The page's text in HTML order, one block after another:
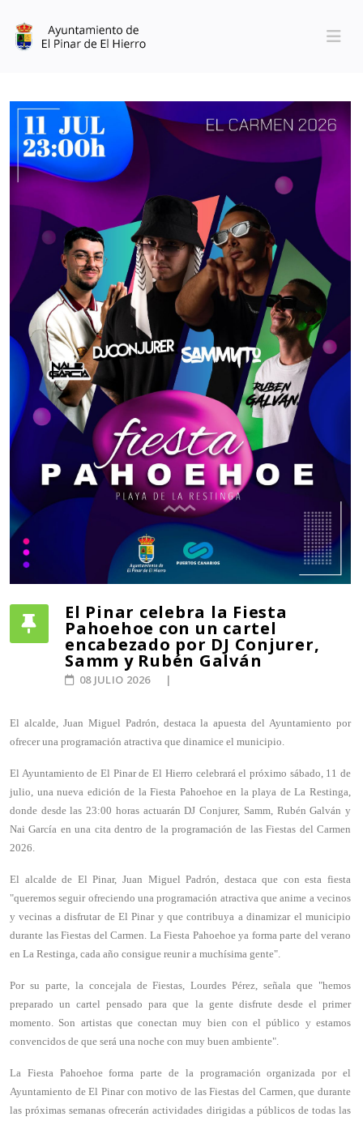
El Pinar celebra la Fiesta
Pahoehoe con un cartel
encabezado por DJ Conjurer,
Samm y Rubén Galván
08 JULIO 2026
El alcalde, Juan Miguel Padrón, destaca la apuesta del Ayuntamiento por
ofrecer una programación atractiva que dinamice el municipio.
El Ayuntamiento de El Pinar de El Hierro celebrará el próximo sábado, 11 de
julio, una nueva edición de la Fiesta Pahoehoe en la playa de La Restinga,
donde desde las 23:00 horas actuarán DJ Conjurer, Samm, Rubén Galván y
Nai García en una cita dentro de la programación de las Fiestas del Carmen
2026.
El alcalde de El Pinar, Juan Miguel Padrón, destaca que con esta fiesta
"queremos seguir ofreciendo una programación atractiva que anime a vecinos
y vecinas a disfrutar de El Pinar y que contribuya a dinamizar el municipio
durante las Fiestas del Carmen. La Fiesta Pahoehoe ya forma parte del verano
en La Restinga, cada año consigue reunir a muchísima gente".
Por su parte, la concejala de Fiestas, Lourdes Pérez, señala que "hemos
preparado un cartel pensado para que la gente disfrute desde el primer
momento. Son artistas que conectan muy bien con el público y estamos
convencidos de que será una noche con muy buen ambiente".
La Fiesta Pahoehoe forma parte de la programación organizada por el
Ayuntamiento de El Pinar con motivo de las Fiestas del Carmen, que durante
las próximas semanas ofrecerán actividades dirigidas a públicos de todas las